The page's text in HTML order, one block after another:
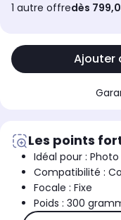
1 autre offredès
Ajouter
Les points
Idéal pour :
Compatibilité :
Focale : Fixe
Poids : 300